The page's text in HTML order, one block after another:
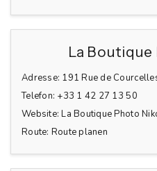
La
Adresse: 191 Rue de
Telefon: +33 1 42 27 13 50
Website: La Boutique Photo
Route: Route planen